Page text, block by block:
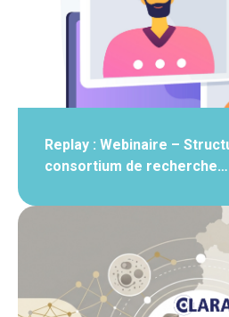
Replay : Webinaire –
consortium de recherche…